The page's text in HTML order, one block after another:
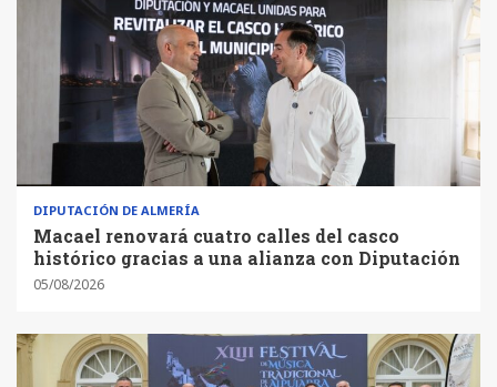
DIPUTACIÓN DE ALMERÍA
Macael renovará cuatro calles del casco
histórico gracias a una alianza con Diputación
05/08/2026